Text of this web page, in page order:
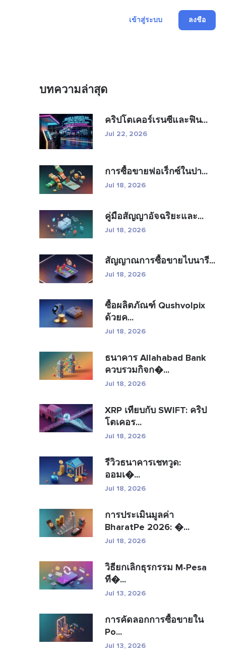
เข้าสู่ระบบ ลงชื่อ
บทความล่าสุด
คริปโตเคอร์เรนซีและฟิน...
Jul 22, 2026
การซื้อขายฟอเร็กซ์ในปา...
Jul 18, 2026
คู่มือสัญญาอัจฉริยะและ...
Jul 18, 2026
สัญญาณการซื้อขายไบนารี...
Jul 18, 2026
ซื้อผลิตภัณฑ์ Qushvolpix
ด้วยค...
Jul 18, 2026
ธนาคาร Allahabad Bank
ควบรวมกิจก�...
Jul 18, 2026
XRP เทียบกับ SWIFT: คริป
โตเคอร...
Jul 18, 2026
รีวิวธนาคารเชทวูด:
ออมเ�...
Jul 18, 2026
การประเมินมูลค่า
BharatPe 2026: �...
Jul 18, 2026
วิธียกเลิกธุรกรรม M-Pesa
ที�...
Jul 13, 2026
การคัดลอกการซื้อขายใน
Po...
Jul 13, 2026